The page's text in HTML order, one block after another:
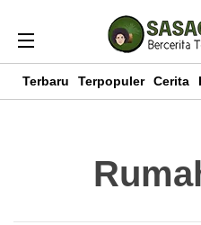
Terbaru Terpopuler Cerita